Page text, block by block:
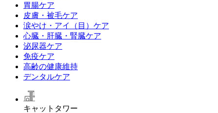
胃腸ケア
皮膚・被毛ケア
涙やけ・アイ（目）ケア
心臓・肝臓・腎臓ケア
泌尿器ケア
免疫ケア
高齢の健康維持
デンタルケア
キャットタワー